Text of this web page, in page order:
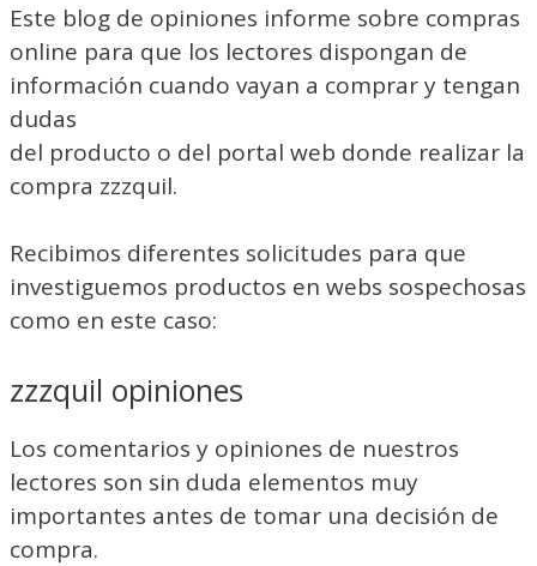
Este blog de opiniones informe sobre compras
online para que los lectores dispongan de
información cuando vayan a comprar y tengan
dudas
del producto o del portal web donde realizar la
compra zzzquil.
Recibimos diferentes solicitudes para que
investiguemos productos en webs sospechosas
como en este caso:
zzzquil opiniones
Los comentarios y opiniones de nuestros
lectores son sin duda elementos muy
importantes antes de tomar una decisión de
compra.